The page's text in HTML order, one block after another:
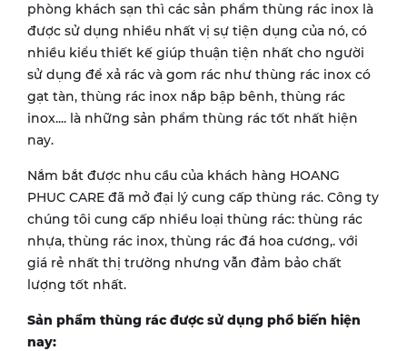
phòng khách sạn thì các sản phẩm thùng rác inox là
được sử dụng nhiều nhất vị sự tiện dụng của nó, có
nhiều kiểu thiết kế giúp thuận tiện nhất cho người
sử dụng để xả rác và gom rác như thùng rác inox có
gạt tàn, thùng rác inox nắp bập bênh, thùng rác
inox.... là những sản phẩm thùng rác tốt nhất hiện
nay.
Nắm bắt được nhu cầu của khách hàng HOANG
PHUC CARE đã mở đại lý cung cấp thùng rác. Công ty
chúng tôi cung cấp nhiều loại thùng rác: thùng rác
nhựa, thùng rác inox, thùng rác đá hoa cương,. với
giá rẻ nhất thị trường nhưng vẫn đảm bảo chất
lượng tốt nhất.
Sản phẩm thùng rác được sử dụng phổ biến hiện
nay: